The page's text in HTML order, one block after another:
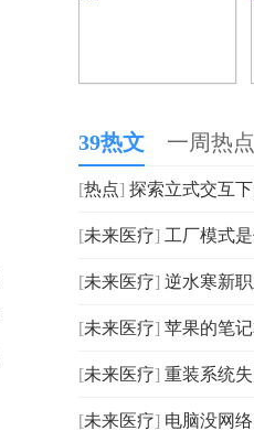
39热文 一周热点
[热点] 探索立式交互下的多样玩法
[未来医疗] 工厂模式是什么？
[未来医疗] 逆水寒新职业荒羽怎么
[未来医疗] 苹果的笔记本电脑一般
[未来医疗] 重装系统失败还能用吗
[未来医疗] 电脑没网络为什么手机